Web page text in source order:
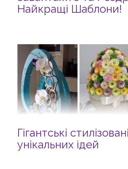
Найкращі Шаблони!
Гігантські
унікальних ідей